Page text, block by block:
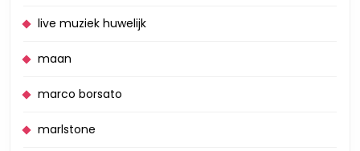
live muziek huwelijk
maan
marco borsato
marlstone